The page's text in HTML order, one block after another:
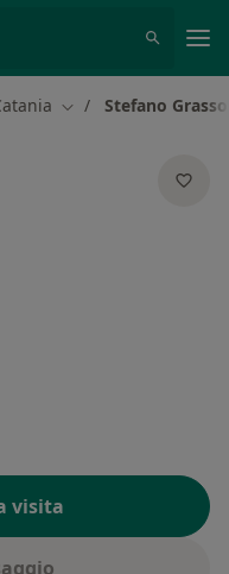
Cambia città
Stefano Grasso
visita